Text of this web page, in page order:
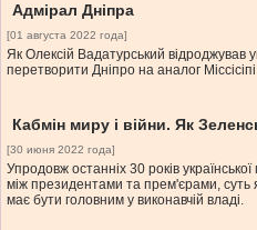
Адмірал Дніпра
[01 августа 2022 года]
Як Олексій Вадатурський відроджував
перетворити Дніпро на аналог Міссісіпі
Кабмін миру і війни. Як
[30 июня 2022 года]
Упродовж останніх 30 років
між президентами та прем'єрами, суть
має бути головним у виконавчій владі.